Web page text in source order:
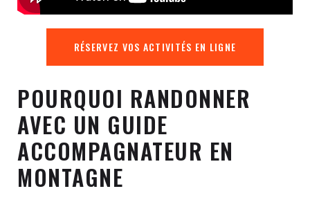
RÉSERVEZ VOS ACTIVITÉS EN LIGNE
POURQUOI RANDONNER
AVEC UN GUIDE
ACCOMPAGNATEUR EN
MONTAGNE